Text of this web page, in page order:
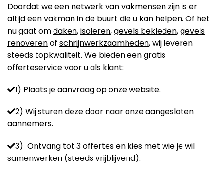
Doordat we een netwerk van vakmensen zijn is er
altijd een vakman in de buurt die u kan helpen. Of het
nu gaat omdaken,isoleren,gevels bekleden,gevels
renoverenof schrijnwerkzaamheden, wij leveren
steeds topkwaliteit. We bieden een gratis
offerteservice voor u als klant:
1) Plaats je aanvraag op onze website.
2) Wij sturen deze door naar onze aangesloten
aannemers.
3) Ontvang tot 3 offertes en kies met wie je wil
samenwerken (steeds vrijblijvend).